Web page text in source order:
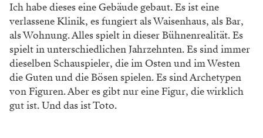
Ich habe dieses eine Gebäude gebaut. Es ist eine
verlassene Klinik, es fungiert als Waisenhaus, als Bar,
als Wohnung. Alles spielt in dieser Bühnenrealität. Es
spielt in unterschiedlichen Jahrzehnten. Es sind immer
dieselben Schauspieler, die im Osten und im Westen
die Guten und die Bösen spielen. Es sind Archetypen
von Figuren. Aber es gibt nur eine Figur, die wirklich
gut ist. Und das ist Toto.